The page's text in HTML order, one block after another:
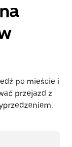
po mieście i
przejazd z